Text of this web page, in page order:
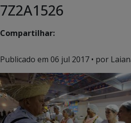
7Z2A1526
Compartilhar:
Publicado em 06 jul 2017 • por